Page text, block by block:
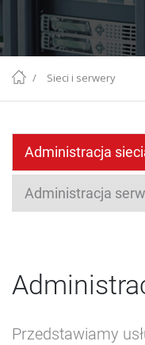
/ Sieci i serwery
Administracja
Administracja
Przedstawiamy